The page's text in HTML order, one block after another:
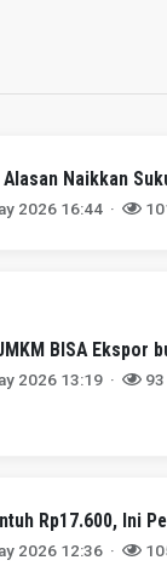
Alasan Naikkan
2026 16:44 ·
BISA Ekspor
2026 13:19 · 93
Rp17.600, Ini
2026 12:36 ·